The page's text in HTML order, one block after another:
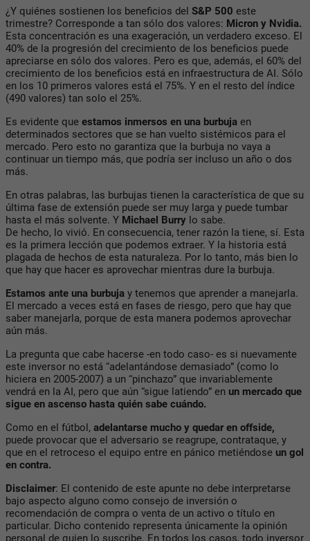
¿Y quiénes sostienen los beneficios del S&P 500 este
trimestre? Corresponde a tan sólo dos valores: Micron y Nvidia.
Esta concentración es una exageración, un verdadero exceso. El
40% de la progresión del crecimiento de los beneficios puede
apreciarse en sólo dos valores. Pero es que, además, el 60% del
crecimiento de los beneficios está en infraestructura de AI. Sólo
en los 10 primeros valores está el 75%. Y en el resto del índice
(490 valores) tan solo el 25%.
Es evidente que estamos inmersos en una burbuja en
determinados sectores que se han vuelto sistémicos para el
mercado. Pero esto no garantiza que la burbuja no vaya a
continuar un tiempo más, que podría ser incluso un año o dos
más.
En otras palabras, las burbujas tienen la característica de que su
última fase de extensión puede ser muy larga y puede tumbar
hasta el más solvente. Y Michael Burry lo sabe.
De hecho, lo vivió. En consecuencia, tener razón la tiene, sí. Esta
es la primera lección que podemos extraer. Y la historia está
plagada de hechos de esta naturaleza. Por lo tanto, más bien lo
que hay que hacer es aprovechar mientras dure la burbuja.
Estamos ante una burbuja y tenemos que aprender a manejarla.
El mercado a veces está en fases de riesgo, pero que hay que
saber manejarla, porque de esta manera podemos aprovechar
aún más.
La pregunta que cabe hacerse -en todo caso- es si nuevamente
este inversor no está “adelantándose demasiado” (como lo
hiciera en 2005-2007) a un “pinchazo” que invariablemente
vendrá en la AI, pero que aún “sigue latiendo” en un mercado que
sigue en ascenso hasta quién sabe cuándo.
Como en el fútbol, adelantarse mucho y quedar en offside,
puede provocar que el adversario se reagrupe, contrataque, y
que en el retroceso el equipo entre en pánico metiéndose un gol
en contra.
Disclaimer: El contenido de este apunte no debe interpretarse
bajo aspecto alguno como consejo de inversión o
recomendación de compra o venta de un activo o título en
particular. Dicho contenido representa únicamente la opinión
personal de quien lo suscribe. En todos los casos, todo inversor